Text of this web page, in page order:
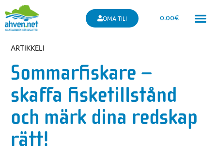
OMA TILI 0.00€
ARTIKKELI
Sommarfiskare –
skaffa fisketillstånd
och märk dina redskap
rätt!